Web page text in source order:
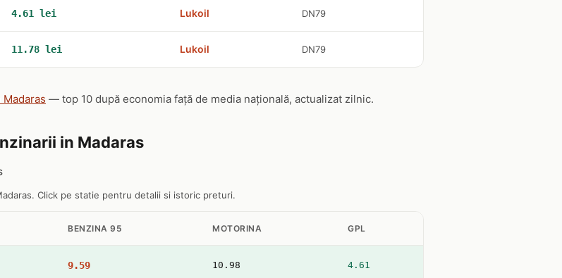
4.61 lei Lukoil DN79
11.78 lei Lukoil DN79
— top 10 după economia față de media națională, actualizat zilnic.
in Madaras
Click pe statie pentru detalii si istoric preturi.
BENZINA 95 MOTORINA GPL
9.59 10.98 4.61